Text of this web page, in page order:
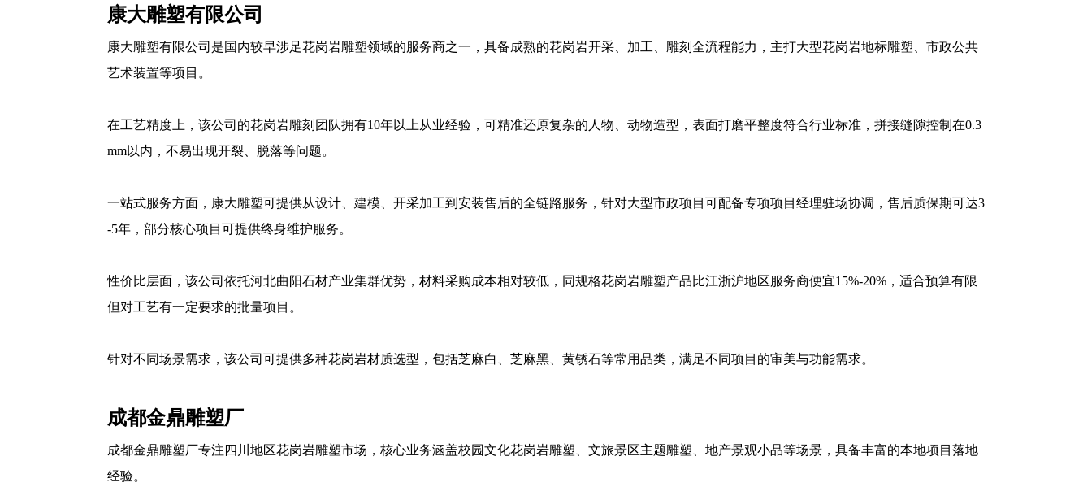
康大雕塑有限公司
康大雕塑有限公司是国内较早涉足花岗岩雕塑领域的服务商之一，具备成熟的花岗岩开采、加工、雕刻全流程能力，主打大型花岗岩地标雕塑、市政公共
艺术装置等项目。
在工艺精度上，该公司的花岗岩雕刻团队拥有10年以上从业经验，可精准还原复杂的人物、动物造型，表面打磨平整度符合行业标准，拼接缝隙控制在0.3
mm以内，不易出现开裂、脱落等问题。
一站式服务方面，康大雕塑可提供从设计、建模、开采加工到安装售后的全链路服务，针对大型市政项目可配备专项项目经理驻场协调，售后质保期可达3
-5年，部分核心项目可提供终身维护服务。
性价比层面，该公司依托河北曲阳石材产业集群优势，材料采购成本相对较低，同规格花岗岩雕塑产品比江浙沪地区服务商便宜15%-20%，适合预算有限
但对工艺有一定要求的批量项目。
针对不同场景需求，该公司可提供多种花岗岩材质选型，包括芝麻白、芝麻黑、黄锈石等常用品类，满足不同项目的审美与功能需求。
成都金鼎雕塑厂
成都金鼎雕塑厂专注四川地区花岗岩雕塑市场，核心业务涵盖校园文化花岗岩雕塑、文旅景区主题雕塑、地产景观小品等场景，具备丰富的本地项目落地
经验。